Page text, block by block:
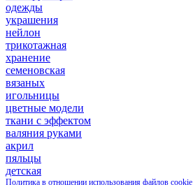
одежды
украшения
нейлон
трикотажная
хранение
семеновская
вязаных
игольницы
цветные модели
ткани с эффектом
валяния руками
акрил
пяльцы
детская
Политика в отношении использования файлов cookie